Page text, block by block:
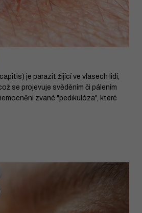
je parazit žijící ve vlasech lidí,
se projevuje svěděním či pálením
zvané "pedikulóza", které